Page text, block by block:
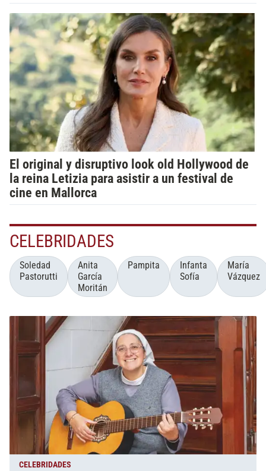
El original y disruptivo look old Hollywood de
la reina Letizia para asistir a un festival de
cine en Mallorca
CELEBRIDADES
Soledad
Pastorutti
Anita
García
Moritán
Pampita
Infanta
Sofía
María
Vázquez
CELEBRIDADES